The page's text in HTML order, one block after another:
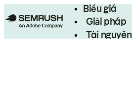
Biểu giá
Giải pháp
Tài nguyên